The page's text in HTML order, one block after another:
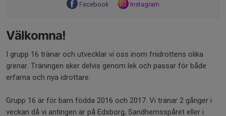
Facebook Instagram
Välkomna!
I grupp 16 tränar och utvecklar vi oss inom friidrottens olika
grenar. Träningen sker delvis genom lek och passar för både
erfarna och nya idrottare.
Grupp 16 är för barn födda 2016 och 2017. Vi tränar 2 gånger i
veckan då vi antingen är på Edsborg, Sandhemsspåret eller i